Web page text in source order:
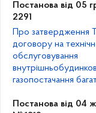
Постанова від 05
2291
Про затвердження
договору на
обслуговування
газопостачання
Кодексу
Постанова від 04